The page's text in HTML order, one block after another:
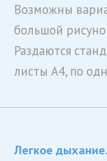
Возможны
большой
Раздаются
листы А4, по
Легкое дыхание.